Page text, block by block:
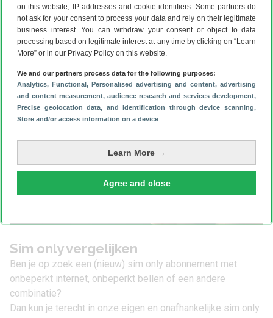
on this website, IP addresses and cookie identifiers. Some partners do
not ask for your consent to process your data and rely on their legitimate
business interest. You can withdraw your consent or object to data
processing based on legitimate interest at any time by clicking on “Learn
More” or in our Privacy Policy on this website.
We and our partners process data for the following purposes:
Analytics, Functional, Personalised advertising and content, advertising
and content measurement, audience research and services development,
Precise geolocation data, and identification through device scanning,
Store and/or access information on a device
Learn More →
Agree and close
contacten toevoegen.
Heb je een nieuwe telefoon waar je contacten naar over wil
zetten, lees dan onze uitgebreide handleiding voor het
importeren van contacten
Sim only vergelijken
Ben je op zoek een (nieuw) sim only abonnement met
onbeperkt internet, onbeperkt bellen of een andere
combinatie?
Dan kun je terecht in onze eigen en onafhankelijke sim only